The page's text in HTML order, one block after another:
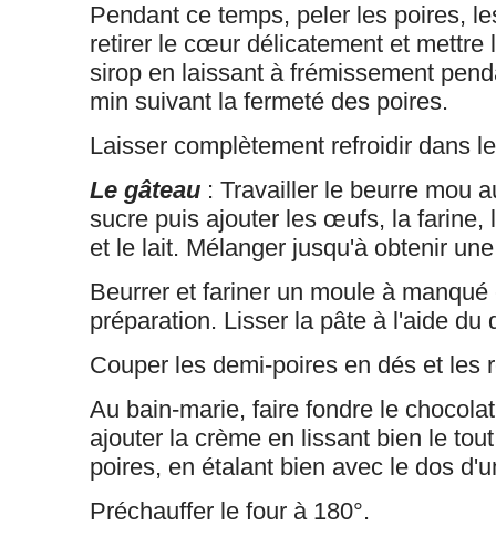
Pendant ce temps, peler les poires,
retirer le cœur délicatement et mettre
sirop en laissant à frémissement
min suivant la fermeté des poires.
Laisser complètement refroidir dans
Le gâteau : Travailler le beurre mou
sucre puis ajouter les œufs, la farine,
et le lait. Mélanger jusqu'à obtenir
Beurrer et fariner un moule à
préparation. Lisser la pâte à l'aide du
Couper les demi-poires en dés et les
Au bain-marie, faire fondre le
ajouter la crème en lissant bien le
poires, en étalant bien avec le dos
Préchauffer le four à 180°.